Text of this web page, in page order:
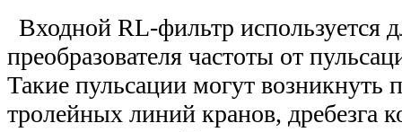
Входной RL-фильтр используется
преобразователя частоты от
Такие пульсации могут возникнуть
тролейных линий кранов, дребезга